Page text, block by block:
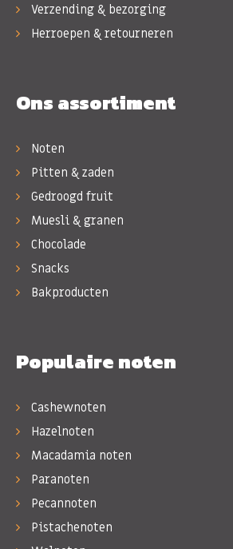
Verzending & bezorging
Herroepen & retourneren
Ons assortiment
Noten
Pitten & zaden
Gedroogd fruit
Muesli & granen
Chocolade
Snacks
Bakproducten
Populaire noten
Cashewnoten
Hazelnoten
Macadamia noten
Paranoten
Pecannoten
Pistachenoten